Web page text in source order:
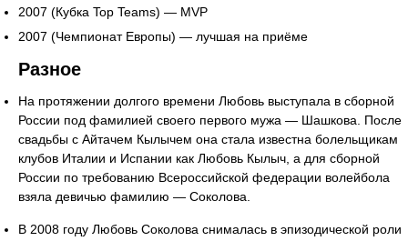
2007 (Кубка Top Teams) — MVP
2007 (Чемпионат Европы) — лучшая на приёме
Разное
На протяжении долгого времени Любовь выступала в сборной
России под фамилией своего первого мужа — Шашкова. После
свадьбы с Айтачем Кылычем она стала известна болельщикам
клубов Италии и Испании как Любовь Кылыч, а для сборной
России по требованию Всероссийской федерации волейбола
взяла девичью фамилию — Соколова.
В 2008 году Любовь Соколова снималась в эпизодической роли